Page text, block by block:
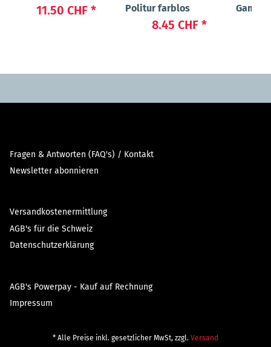
11.50 CHF *
Politur farblos
8.45 CHF *
Fragen & Antworten (FAQ's) / Kontakt
Newsletter abonnieren
Versandkostenermittlung
AGB's für die Schweiz
Datenschutzerklärung
AGB's Powerpay - Kauf auf Rechnung
Impressum
* Alle Preise inkl. gesetzlicher MwSt, zzgl. Versand